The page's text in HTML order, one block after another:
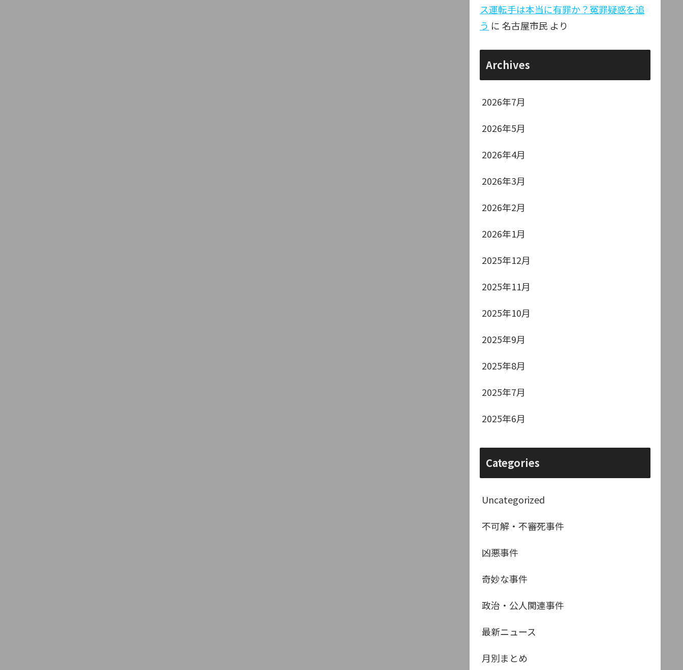
ス運転手は本当に有罪か？冤罪疑惑を追
う に 名古屋市民 より
Archives
2026年7月
2026年5月
2026年4月
2026年3月
2026年2月
2026年1月
2025年12月
2025年11月
2025年10月
2025年9月
2025年8月
2025年7月
2025年6月
Categories
Uncategorized
不可解・不審死事件
凶悪事件
奇妙な事件
政治・公人関連事件
最新ニュース
月別まとめ